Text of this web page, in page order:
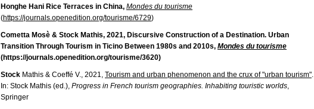
Honghe Hani Rice Terraces in China, Mondes du tourisme
(https://journals.openedition.org/tourisme/6729)
Cometta Mosè & Stock Mathis, 2021, Discursive Construction of a Destination. Urban
Transition Through Tourism in Ticino Between 1980s and 2010s, Mondes du tourisme
(https://journals.openedition.org/tourisme/3620)
Stock Mathis & Coeffé V., 2021, Tourism and urban phenomenon and the crux of "urban tourism".
In: Stock Mathis (ed.), Progress in French tourism geographies. Inhabiting touristic worlds,
Springer